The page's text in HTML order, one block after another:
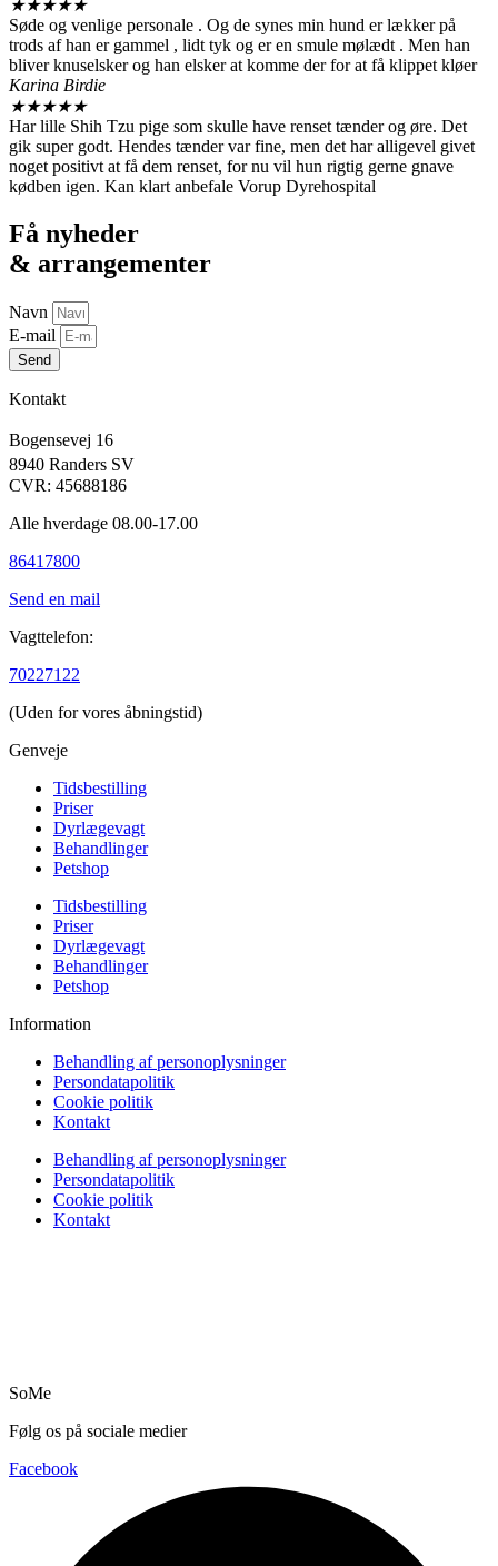
★★★★★
Søde og venlige personale . Og de synes min hund er lækker på
trods af han er gammel , lidt tyk og er en smule mølædt . Men han
bliver knuselsker og han elsker at komme der for at få klippet kløer
Karina Birdie
★★★★★
Har lille Shih Tzu pige som skulle have renset tænder og øre. Det
gik super godt. Hendes tænder var fine, men det har alligevel givet
noget positivt at få dem renset, for nu vil hun rigtig gerne gnave
kødben igen. Kan klart anbefale Vorup Dyrehospital
Få nyheder
& arrangementer
Navn
E-mail
Send
Kontakt
Bogensevej 16
8940 Randers SV
CVR: 45688186
Alle hverdage 08.00-17.00
86417800
Send en mail
Vagttelefon:
70227122
(Uden for vores åbningstid)
Genveje
Tidsbestilling
Priser
Dyrlægevagt
Behandlinger
Petshop
Tidsbestilling
Priser
Dyrlægevagt
Behandlinger
Petshop
Information
Behandling af personoplysninger
Persondatapolitik
Cookie politik
Kontakt
Behandling af personoplysninger
Persondatapolitik
Cookie politik
Kontakt
SoMe
Følg os på sociale medier
Facebook